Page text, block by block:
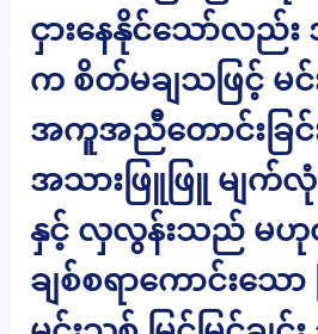
ငှားနေနိုင်သော်လည်
က စိတ်မချသဖြင့် မ
အကူအညီတောင်းခြင်
အသားဖြူဖြူ မျက်လုံ
နှင့် လှလွန်းသည် မ
ချစ်စရာကောင်းသ